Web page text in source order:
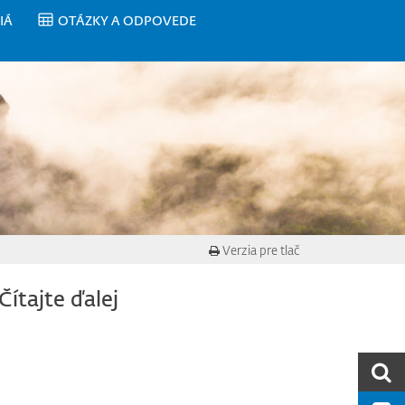
OTÁZKY A ODPOVEDE
Verzia pre tlač
ďalej